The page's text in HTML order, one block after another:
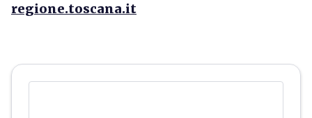
regione.toscana.it